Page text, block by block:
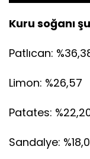
Kuru soğanı
Patlıcan:
Limon: %26,57
Patates:
Sandalye: